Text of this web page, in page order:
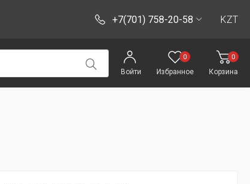
+7(701) 758-20-58 KZT
Войти
0
Избранное
0
Корзина